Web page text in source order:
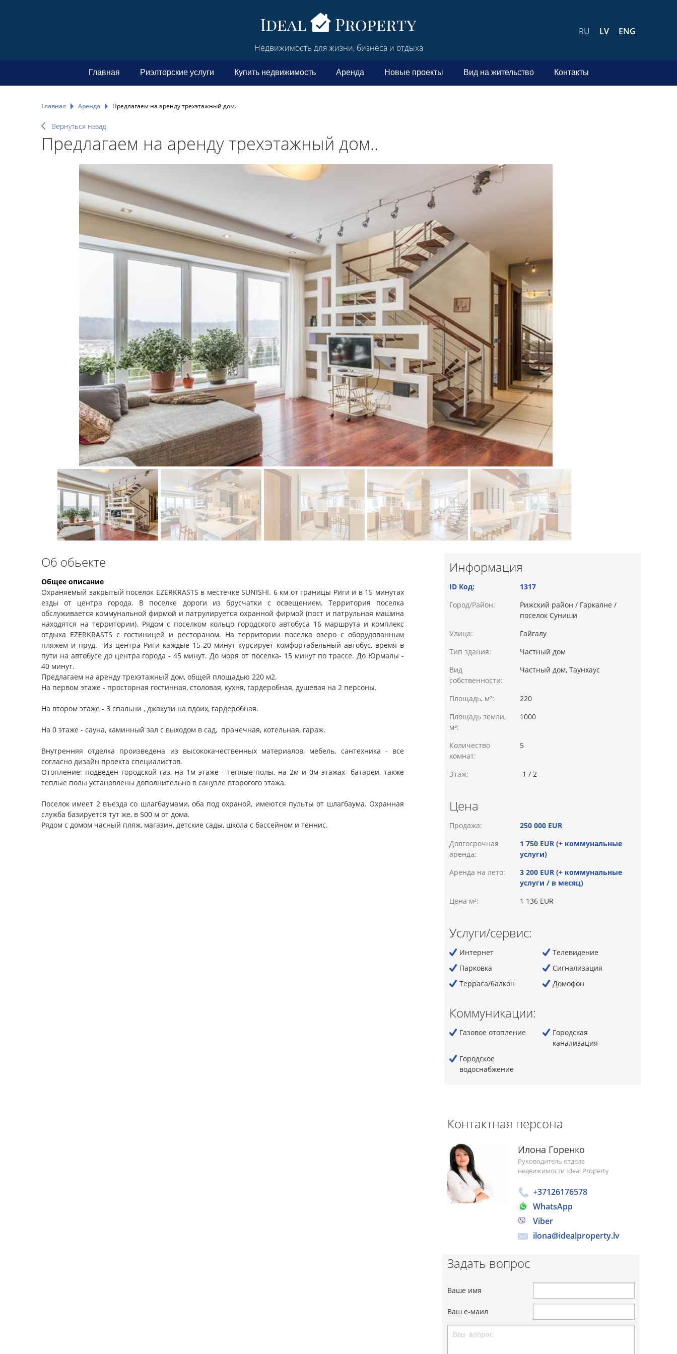
Недвижимость для жизни, бизнеса и отдыха
RU LV ENG
Главная Риэлторские услуги Купить недвижимость Аренда Новые проекты Вид на жительство Контакты
Главная Аренда Предлагаем на аренду трехэтажный дом..
Вернуться назад
Предлагаем на аренду трехэтажный дом..
Об обьекте
Общее описание
Охраняемый закрытый поселок EZERKRASTS в местечке SUNISHI. 6 км от границы Риги и в 15 минутах
езды от центра города. В поселке дороги из брусчатки с освещением. Территория поселка
обслуживается коммунальной фирмой и патрулируется охранной фирмой (пост и патрульная машина
находятся на территории). Рядом с поселком кольцо городского автобуса 16 маршрута и комплекс
отдыха EZERKRASTS с гостиницей и рестораном. На территории поселка озеро с оборудованным
пляжем и пруд. Из центра Риги каждые 15-20 минут курсирует комфортабельный автобус, время в
пути на автобусе до центра города - 45 минут. До моря от поселка- 15 минут по трассе. До Юрмалы -
40 минут.
Предлагаем на аренду трехэтажный дом, общей площадью 220 м2.
На первом этаже - просторная гостинная, столовая, кухня, гардеробная, душевая на 2 персоны.
На втором этаже - 3 спальни , джакузи на вдоих, гардеробная.
На 0 этаже - сауна, каминный зал с выходом в сад, прачечная, котельная, гараж.
Внутренняя отделка произведена из высококачественных материалов, мебель, сантехника - все
согласно дизайн проекта специалистов.
Отопление: подведен городской газ, на 1м этаже - теплые полы, на 2м и 0м этажах- батареи, также
теплые полы установлены дополнительно в санузле второгого этажа.
Поселок имеет 2 въезда со шлагбаумами, оба под охраной, имеются пульты от шлагбаума. Охранная
служба базируется тут же, в 500 м от дома.
Рядом с домом часный пляж, магазин, детские сады, школа с бассейном и теннис.
Информация
ID Код:
1317
Город/Район:
Рижский район / Гаркалне /
поселок Суниши
Улица:
Гайгалу
Тип здания:
Частный дом
Вид
собственности:
Частный дом, Таунхаус
Площадь, м²:
220
Площадь земли,
м²:
1000
Количество
комнат:
5
Этаж: -1 / 2
Цена
Продажа:
250 000 EUR
Долгосрочная
аренда:
1 750 EUR (+ коммунальные
услуги)
Аренда на лето:
3 200 EUR (+ коммунальные
услуги / в месяц)
Цена м²:
1 136 EUR
Услуги/сервис:
Интернет
Телевидение
Парковка
Сигнализация
Терраса/балкон
Домофон
Коммуникации:
Газовое отопление
Городская
канализация
Городскoe
водоснабжение
Контактная персона
Илона Горенко
Руководитель отдела
недвижимости Ideal Property
+37126176578
WhatsApp
Viber
ilona@idealproperty.lv
Задать вопрос
Ваше имя
Ваш е-маил